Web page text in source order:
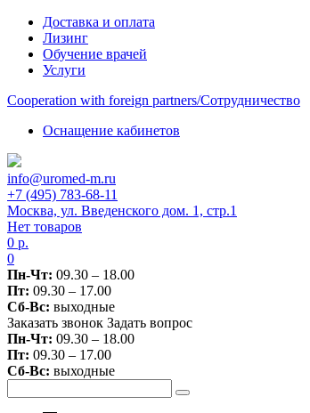
Доставка и оплата
Лизинг
Обучение врачей
Услуги
Сooperation with foreign partners/Сотрудничество
Оснащение кабинетов
info@uromed-m.ru
+7 (495) 783-68-11
Москва, ул. Введенского дом. 1, стр.1
Нет товаров
0 р.
0
Пн-Чт: 09.30 – 18.00
Пт: 09.30 – 17.00
Сб-Вс: выходные
Заказать звонок Задать вопрос
Пн-Чт: 09.30 – 18.00
Пт: 09.30 – 17.00
Сб-Вс: выходные